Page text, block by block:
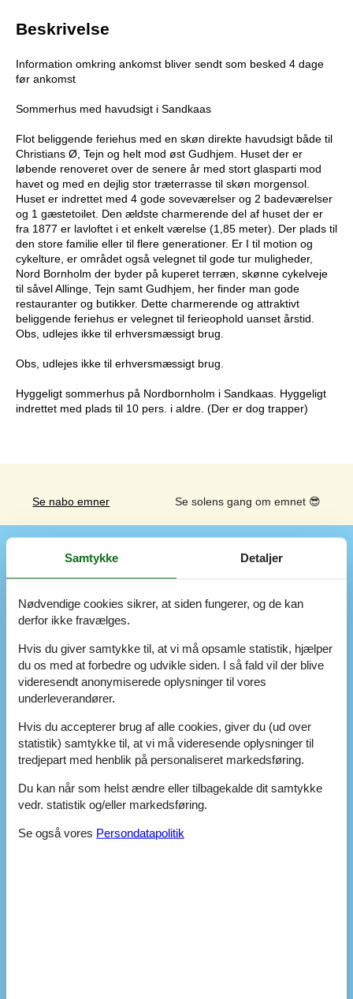
Beskrivelse
Information omkring ankomst bliver sendt som besked 4 dage
før ankomst
Sommerhus med havudsigt i Sandkaas
Flot beliggende feriehus med en skøn direkte havudsigt både til
Christians Ø, Tejn og helt mod øst Gudhjem. Huset der er
løbende renoveret over de senere år med stort glasparti mod
havet og med en dejlig stor træterrasse til skøn morgensol.
Huset er indrettet med 4 gode soveværelser og 2 badeværelser
og 1 gæstetoilet. Den ældste charmerende del af huset der er
fra 1877 er lavloftet i et enkelt værelse (1,85 meter). Der plads til
den store familie eller til flere generationer. Er I til motion og
cykelture, er området også velegnet til gode tur muligheder,
Nord Bornholm der byder på kuperet terræn, skønne cykelveje
til såvel Allinge, Tejn samt Gudhjem, her finder man gode
restauranter og butikker. Dette charmerende og attraktivt
beliggende feriehus er velegnet til ferieophold uanset årstid.
Obs, udlejes ikke til erhversmæssigt brug.
Obs, udlejes ikke til erhversmæssigt brug.
Hyggeligt sommerhus på Nordbornholm i Sandkaas. Hyggeligt
indrettet med plads til 10 pers. i aldre. (Der er dog trapper)
Se nabo emner Se solens gang om emnet 😎
Faciliteter
Indendørs
Antal (ekstra) barnesenge / børnesenge
Antal (ekstra) børnestole
Antal badeværelser
3
Antal dobbeltsenge
Antal enkelt sovesofaer (1 person)
Antal køjesenge
Antal soveværelser
Antal stuer
Baby seng
Babystol (er)/højstol (r) på forespørgsel
Barneseng (er)/barneseng (er) efter anmodning
Boligareal (m²)
Brandslukker
Bruser
Byggeår
Fladskærms TV
Samtykke Detaljer
Nødvendige cookies sikrer, at siden fungerer, og de kan
derfor ikke fravælges.
Hvis du giver samtykke til, at vi må opsamle statistik, hjælper
du os med at forbedre og udvikle siden. I så fald vil der blive
videresendt anonymiserede oplysninger til vores
underleverandører.
Hvis du accepterer brug af alle cookies, giver du (ud over
statistik) samtykke til, at vi må videresende oplysninger til
tredjepart med henblik på personaliseret markedsføring.
Du kan når som helst ændre eller tilbagekalde dit samtykke
vedr. statistik og/eller markedsføring.
Se også vores Persondatapolitik